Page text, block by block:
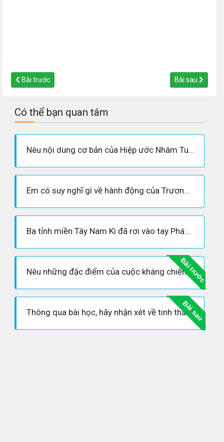
Bài trước Bài sau
Có thể bạn quan tâm
Nêu nội dung cơ bản của Hiệp ước Nhâm Tuất
Em có suy nghĩ gì về hành động của Trương Định sau Hiệp ước 1862 ?
Ba tỉnh miền Tây Nam Kì đã rơi vào tay Pháp như thế nào?
Bài trước
Nêu những đặc điểm của cuộc kháng chiến chống Pháp ở ba tỉnh miền Tây Nam Kì sau năm 1867
Bài sau
Thông qua bài học, hãy nhận xét về tinh thần chống Pháp của vua quan triều đình nhà Nguyễn